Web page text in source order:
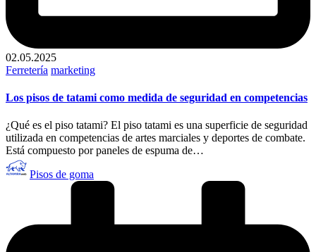
02.05.2025
Publicado
Ferretería marketing
Los pisos de tatami como medida de seguridad en competencias
¿Qué es el piso tatami? El piso tatami es una superficie de seguridad
utilizada en competencias de artes marciales y deportes de combate.
Está compuesto por paneles de espuma de…
Publicado
por
Pisos de goma